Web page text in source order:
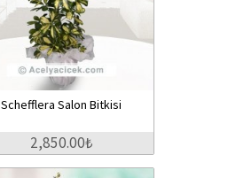
Schefflera Salon Bitkisi
2,850.00₺